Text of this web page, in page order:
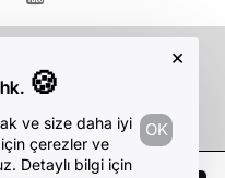
🍪
ve size daha iyi
çerezler ve
Detaylı bilgi için
×
OK